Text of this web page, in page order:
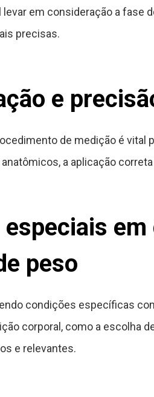
em consideração a fase
precisas.
e
de medição é
a aplicação
especiais
peso
condições específicas
corporal, como a escolha
e relevantes.